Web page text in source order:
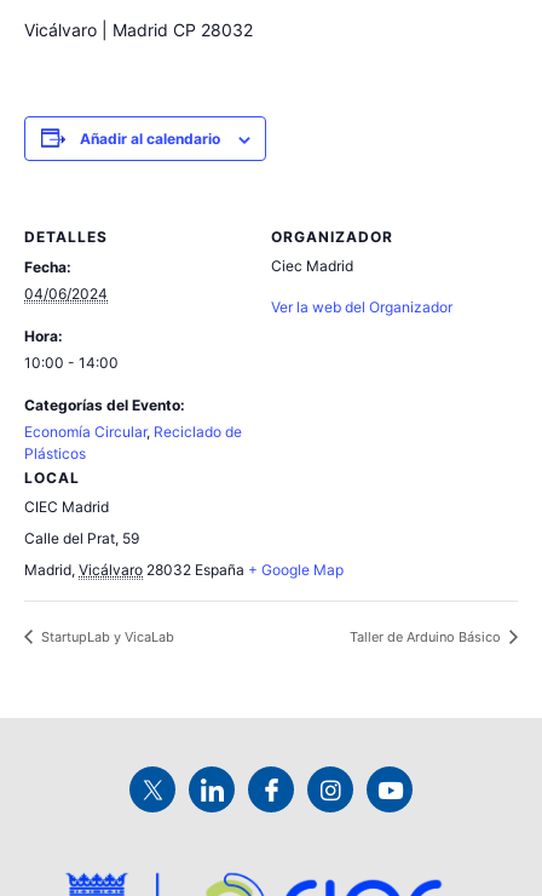
Vicálvaro | Madrid CP 28032
Añadir al calendario
DETALLES
Fecha:
04/06/2024
Hora:
10:00 - 14:00
Categorías del Evento:
Economía Circular, Reciclado de
Plásticos
LOCAL
CIEC Madrid
Calle del Prat, 59
Madrid, Vicálvaro 28032 España + Google Map
ORGANIZADOR
Ciec Madrid
Ver la web del Organizador
StartupLab y VicaLab Taller de Arduino Básico